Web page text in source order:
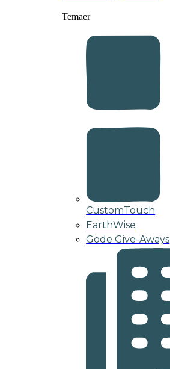
Temaer
CustomTouch
EarthWise
Gode Give-Aways